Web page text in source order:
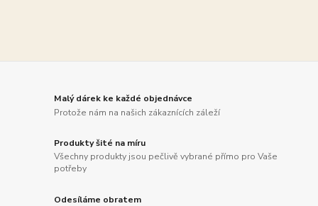
Malý dárek ke každé objednávce
Protože nám na našich zákaznících záleží
Produkty šité na míru
Všechny produkty jsou pečlivě vybrané přímo pro Vaše
potřeby
Odesíláme obratem